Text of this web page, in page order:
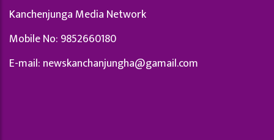
Kanchenjunga Media Network
Mobile No: 9852660180
E-mail: newskanchanjungha@gamail.com